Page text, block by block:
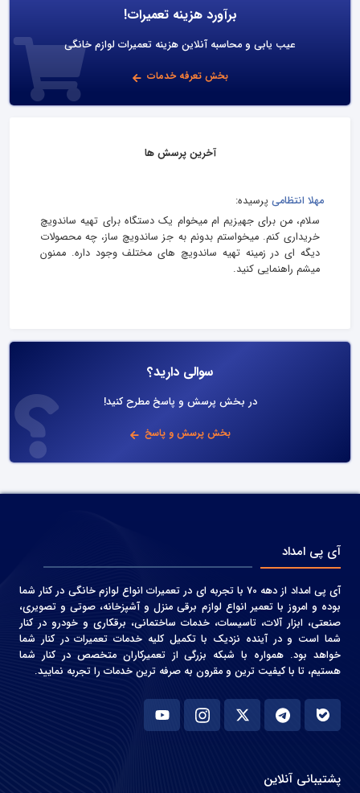
برآورد هزینه تعمیرات!
عیب یابی و محاسبه آنلاین هزینه تعمیرات لوازم خانگی
بخش تعرفه خدمات
آخرین پرسش ها
مهلا انتظامی پرسیده:
سلام، من برای جهیزیم ام میخوام یک دستگاه برای تهیه ساندویچ
خریداری کنم. میخواستم بدونم به جز ساندویچ ساز، چه محصولات
دیگه ای در زمینه تهیه ساندویچ های مختلف وجود داره. ممنون
میشم راهنمایی کنید.
سوالی دارید؟
در بخش پرسش و پاسخ مطرح کنید!
بخش پرسش و پاسخ
آی پی امداد
آی پی امداد از دهه 70 با تجربه ای در تعمیرات انواع لوازم خانگی در کنار شما
بوده و امروز با تعمیر انواع لوازم برقی منزل و آشپزخانه، صوتی و‌ تصویری،
صنعتی، ابزار آلات، تاسیسات، خدمات ساختمانی، برقکاری و خودرو در کنار
شما است و در آینده نزدیک با تکمیل کلیه خدمات تعمیرات در کنار شما
خواهد بود. همواره با شبکه بزرگی از تعمیرکاران متخصص در کنار شما
هستیم، تا با کیفیت ترین و مقرون به صرفه ترین خدمات را تجربه نمایید.
پشتیبانی آنلاین